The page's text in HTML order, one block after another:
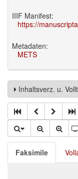
IIIF Manifest:
https://
Metadaten:
METS
Inhaltsverz. u.
Faksimile